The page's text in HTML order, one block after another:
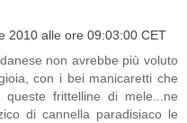
2010 alle ore 09:03:00 CET
non avrebbe più voluto
con i bei manicaretti che
frittelline di mele...ne
di cannella paradisiaco le